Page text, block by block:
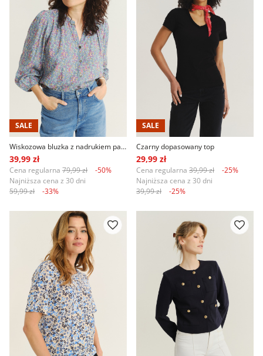
SALE
Wiskozowa bluzka z nadrukiem paisley
39,99 zł
Cena regularna 79,99 zł
-50%
Najniższa cena z 30 dni
59,99 zł
-33%
SALE
Czarny dopasowany top
29,99 zł
Cena regularna 39,99 zł
-25%
Najniższa cena z 30 dni
39,99 zł
-25%